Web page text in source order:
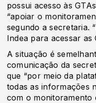
possui acesso às
“apoiar o
segundo a secretaria.
Indea para acessar as
A situação é
comunicação da
que “por meio da
todas as informações
com o monitoramento